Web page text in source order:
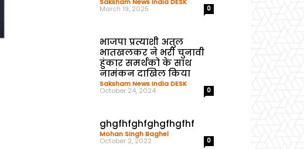
March 19, 2025 0
भाजपा प्रत्याशी अतुल
भातखलकर ने भरी चुनावी
हुंकार समर्थको के साथ
नामंकन दाखिल किया
Saksham News India DESK -
October 24, 2024 0
ghgfhfghfghgfhgfhf
Mohan Singh Baghel -
October 2, 2022 0